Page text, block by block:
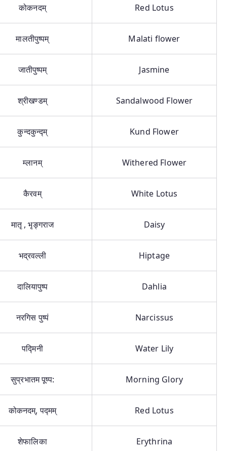
कोकनदम् Red Lotus
मालतीपुष्पम् Malati flower
जातीपुष्पम् Jasmine
श्रीखण्डम् Sandalwood Flower
कुन्दकुन्द्म् Kund Flower
म्लानम् Withered Flower
कैरवम् White Lotus
मातृ , भृङ्गराज Daisy
भद्रवल्ली Hiptage
दालियापुष्प Dahlia
नरगिस पुष्पं Narcissus
पद्मिनी Water Lily
सुप्रभातम पूष्प: Morning Glory
कोकनदम्, पद्मम् Red Lotus
शेफालिका Erythrina